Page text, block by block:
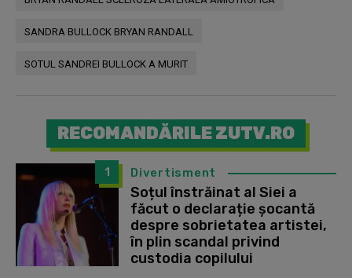
SANDRA BULLOCK BRYAN RANDALL
SOTUL SANDREI BULLOCK A MURIT
RECOMANDĂRILE ZUTV.RO
1 Divertisment
Soțul înstrăinat al Siei a
făcut o declarație șocantă
despre sobrietatea artistei,
în plin scandal privind
custodia copilului